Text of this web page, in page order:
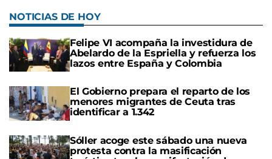
NOTICIAS DE HOY
Felipe VI acompaña la investidura de
Abelardo de la Espriella y refuerza los
lazos entre España y Colombia
El Gobierno prepara el reparto de los
menores migrantes de Ceuta tras
identificar a 1.342
Sóller acoge este sábado una nueva
protesta contra la masificación